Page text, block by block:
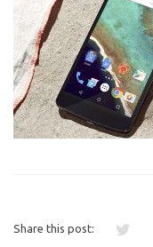
Share this post: